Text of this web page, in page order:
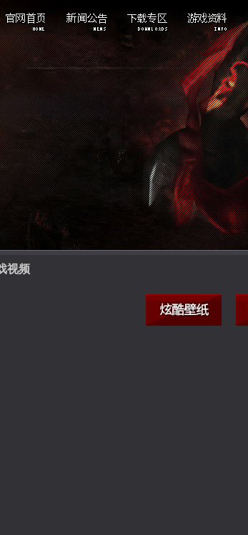
重点新闻
游戏公告
活动资讯
游戏下载
酷炫壁纸
游戏截图
游戏视频
游戏背景
游戏特色
职业介绍
物品介绍
副本介绍
视频